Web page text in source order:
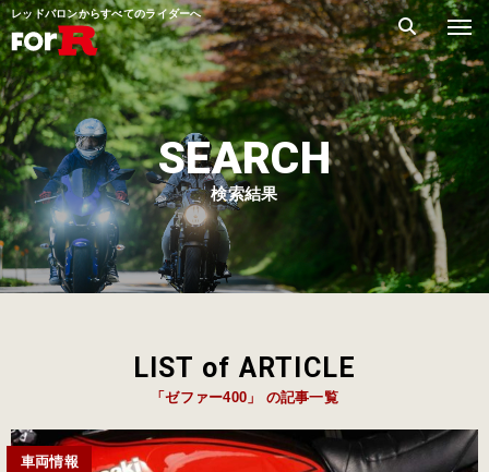
レッドバロンからすべてのライダーへ
SEARCH
検索結果
LIST of ARTICLE
「ゼファー400」 の記事一覧
車両情報